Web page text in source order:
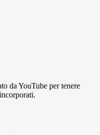
da YouTube per tenere